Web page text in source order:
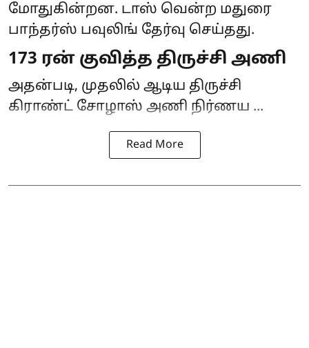
மோதுகின்றன. டாஸ் வென்ற மதுரை
பாந்தர்ஸ் பவுலிங் தேர்வு செய்தது.
173 ரன் குவித்த திருச்சி அணி
அதன்படி, முதலில் ஆடிய திருச்சி
கிராண்ட் சோழாஸ் அணி நிர்ணய ...
Read More